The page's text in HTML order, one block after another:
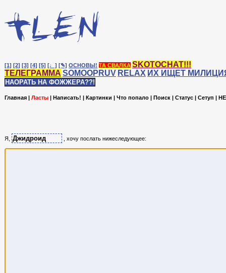
[1] [2] [3] [4] [5] [♩] [✎] ОСНОВЫ! ТА СВАЛКА SKOTOCHAT!!!
ТЕЛЕГРАММА SOMOOPRUV RELAX ИХ ИЩЕТ
НАОРАТЬ НА ФОЖЖЕРА??!
Главная | Ласты | Написать! | Картинки | Что попало | Поиск | Статус | Сетуп |
Я, , хочу послать нижеследующее: